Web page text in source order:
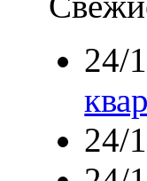
24/
24/